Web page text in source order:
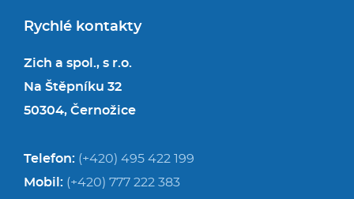
Rychlé kontakty
Zich a spol., s r.o.
Na Štěpníku 32
50304, Černožice
Telefon: (+420) 495 422 199
Mobil: (+420) 777 222 383